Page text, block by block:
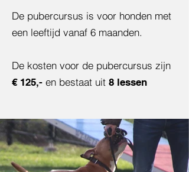
De pubercursus is voor honden met
een leeftijd vanaf 6 maanden.
De kosten voor de pubercursus zijn
€ 125,- en bestaat uit 8 lessen